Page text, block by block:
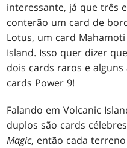
interessante, já que três
conterão um card de
Lotus, um card
Island. Isso quer dizer
dois cards raros e
cards Power 9!
Falando em Volcanic
duplos são cards
Magic, então cada